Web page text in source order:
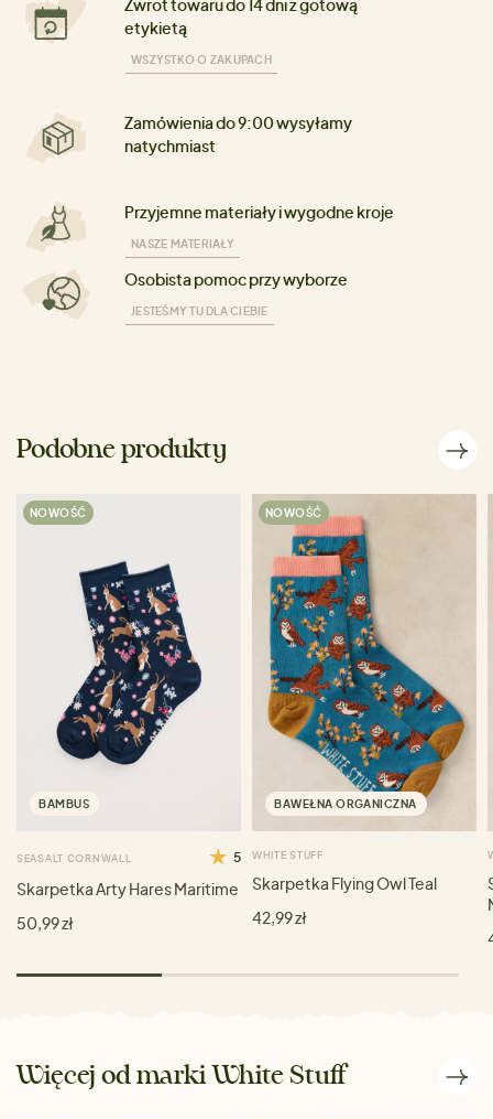
Zwrot towaru do 14 dni z gotową
etykietą
WSZYSTKO O ZAKUPACH
Zamówienia do 9:00 wysyłamy
natychmiast
Przyjemne materiały i wygodne kroje
NASZE MATERIAŁY
Osobista pomoc przy wyborze
JESTEŚMY TU DLA CIEBIE
Podobne produkty
NOWOŚĆ
BAMBUS
SEASALT CORNWALL 5
Skarpetka Arty Hares Maritime
50,99 zł
NOWOŚĆ
BAWEŁNA ORGANICZNA
WHITE STUFF
Skarpetka Flying Owl Teal
42,99 zł
Więcej od marki White Stuff